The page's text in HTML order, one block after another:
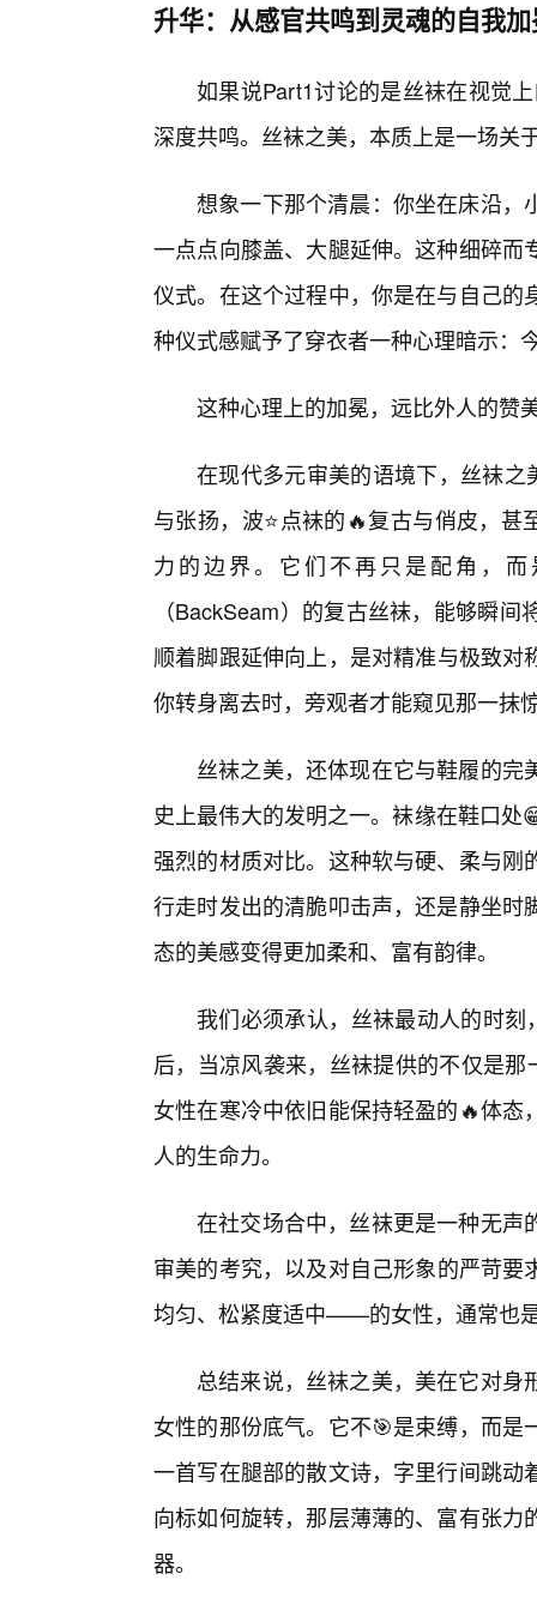
升华：从感官共鸣到灵魂的自我
如果说Part1讨论的是丝袜在视觉
深度共鸣。丝袜之美，本质上是一场关
想象一下那个清晨：你坐在床沿，
一点点向膝盖、大腿延伸。这种细碎
仪式。在这个过程中，你是在与自己
种仪式感赋予了穿衣者一种心理暗示：
这种心理上的加冕，远比外人的赞
在现代多元审美的语境下，丝袜之
与张扬，波⭐点袜的🔥复古与俏皮，
力的边界。它们不再只是配角，
（BackSeam）的复古丝袜，能够瞬
顺着脚跟延伸向上，是对精准与极致
你转身离去时，旁观者才能窥见那一抹
丝袜之美，还体现在它与鞋履的
史上最伟大的发明之一。袜缘在鞋口
强烈的材质对比。这种软与硬、柔与
行走时发出的清脆叩击声，还是静坐
态的美感变得更加柔和、富有韵律。
我们必须承认，丝袜最动人的时刻
后，当凉风袭来，丝袜提供的不仅是
女性在寒冷中依旧能保持轻盈的🔥体
人的生命力。
在社交场合中，丝袜更是一种无声
审美的考究，以及对自己形象的严苛
均匀、松紧度适中——的女性，通常也
总结来说，丝袜之美，美在它对
女性的那份底气。它不🎯是束缚，而
一首写在腿部的散文诗，字里行间跳
向标如何旋转，那层薄薄的、富有张
器。